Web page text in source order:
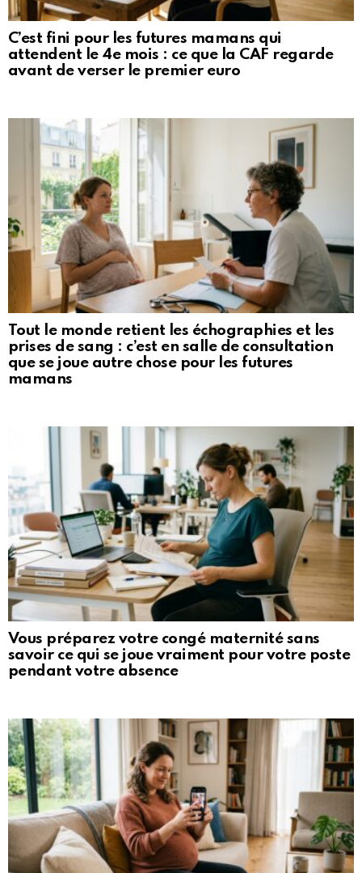
C’est fini pour les futures mamans qui
attendent le 4e mois : ce que la CAF regarde
avant de verser le premier euro
Tout le monde retient les échographies et les
prises de sang : c’est en salle de consultation
que se joue autre chose pour les futures
mamans
Vous préparez votre congé maternité sans
savoir ce qui se joue vraiment pour votre poste
pendant votre absence